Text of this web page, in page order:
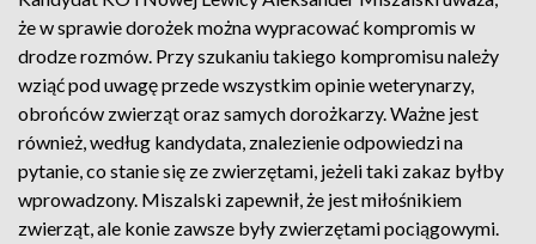
że w sprawie dorożek można wypracować kompromis w
drodze rozmów. Przy szukaniu takiego kompromisu należy
wziąć pod uwagę przede wszystkim opinie weterynarzy,
obrońców zwierząt oraz samych dorożkarzy. Ważne jest
również, według kandydata, znalezienie odpowiedzi na
pytanie, co stanie się ze zwierzętami, jeżeli taki zakaz byłby
wprowadzony. Miszalski zapewnił, że jest miłośnikiem
zwierząt, ale konie zawsze były zwierzętami pociągowymi.